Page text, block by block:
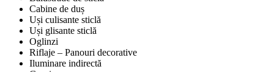
Cabine de duș
Uși culisante sticlă
Uși glisante sticlă
Oglinzi
Riflaje – Panouri decorative
Iluminare indirectă